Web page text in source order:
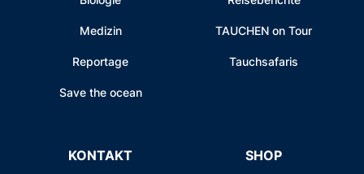
Medizin
Reportage
Save the ocean
TAUCHEN on Tour
Tauchsafaris
KONTAKT SHOP